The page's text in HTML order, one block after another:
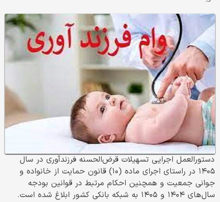
دستورالعمل اجرایی تسهیلات قرض‌الحسنه فرزندآوری در سال
۱۴۰۵ در راستای اجرای ماده (۱۰) قانون حمایت از خانواده و
جوانی جمعیت و همچنین احکام مرتبط در قوانین بودجه
سال‌های ۱۴۰۴ و ۱۴۰۵ به شبکه بانکی کشور ابلاغ شده است.